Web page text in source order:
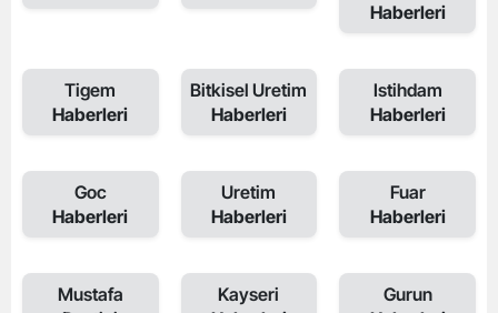
Haberleri
Tigem
Haberleri
Bitkisel Uretim
Haberleri
Istihdam
Haberleri
Goc
Haberleri
Uretim
Haberleri
Fuar
Haberleri
Mustafa
Kayseri
Gurun